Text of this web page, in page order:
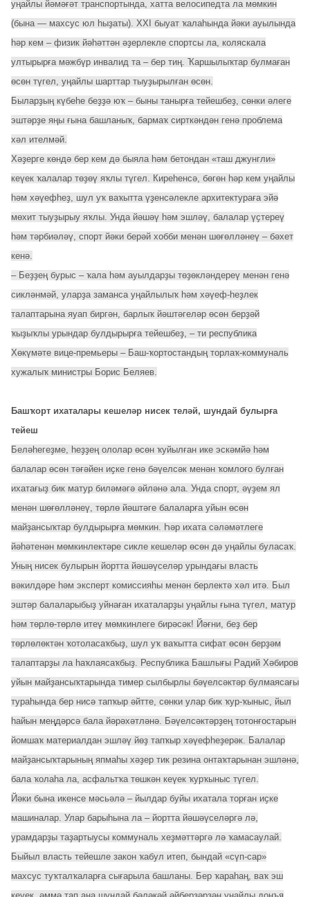
уңайлы йәмәғәт транспортында, хатта велосипедта ла мөмкин
(бына — махсус юл һыҙаты). XXI быуат ҡалаһында йәки ауылында
һәр кем – физик йәһәттән әҙерлекле спортсы ла, коляскала
ултырырға мәжбүр инвалид та – бер тиң. Ҡаршылыҡтар булмаған
өсөн түгел, уңайлы шарттар тыуҙырылған өсөн.
Быларҙың күбеһе беҙҙә юҡ – быны танырға тейешбеҙ, сөнки әлеге
эштәрҙе яңы ғына башланыҡ, бармаҡ сирткәндән генә проблема
хәл ителмәй.
Хәҙерге көндә бер кем дә быяла һәм бетондан «таш джунгли»
кеүек ҡалалар төҙөү яҡлы түгел. Киреһенсә, бөгөн һәр кем уңайлы
һәм хәүефһеҙ, шул уҡ ваҡытта үҙенсәлекле архитектураға эйә
мөхит тыуҙырыу яҡлы. Унда йәшәү һәм эшләү, балалар үҫтереү
һәм тәрбиәләү, спорт йәки берәй хобби менән шөғөлләнеү – бәхет
кенә.
– Беҙҙең бурыс – ҡала һәм ауылдарҙы төҙөкләндереү менән генә
сикләнмәй, уларҙа заманса уңайлылыҡ һәм хәүеф-һеҙлек
талаптарына яуап биргән, барлыҡ йәштәгеләр өсөн берҙәй
ҡыҙыҡлы урындар булдырырға тейешбеҙ, – ти республика
Хөкүмәте вице-премьеры – Баш-ҡортостандың торлаҡ-коммуналь
хужалыҡ министры Борис Беляев.
Башҡорт ихаталары кешеләр нисек теләй, шундай булырға
тейеш
Беләһегеҙме, һеҙҙең ололар өсөн ҡуйылған ике эскәмйә һәм
балалар өсөн тәғәйен иҫке генә бәүелсәк менән ҡомлоғо булған
ихатағыҙ бик матур биләмәгә әйләнә ала. Унда спорт, әүҙем ял
менән шөғөлләнеү, төрлө йәштәге балаларға уйын өсөн
майҙансыҡтар булдырырға мөмкин. Һәр ихата сәләмәтлеге
йәһәтенән мөмкинлектәре сикле кешеләр өсөн дә уңайлы буласаҡ.
Уның нисек булырын йортта йәшәүселәр урындағы власть
вәкилдәре һәм эксперт комиссияһы менән берлектә хәл итә. Был
эштәр балаларыбыҙ уйнаған ихаталарҙы уңайлы ғына түгел, матур
һәм төрлө-төрлө итеү мөмкинлеге бирәсәк! Йәғни, беҙ бер
төрлөлөктән ҡотоласаҡбыҙ, шул уҡ ваҡытта сифат өсөн берҙәм
талаптарҙы ла һаҡлаясаҡбыҙ. Республика Башлығы Радий Хәбиров
уйын майҙансыҡтарында тимер сылбырлы бәүелсәктәр булмаясағы
тураһында бер нисә тапҡыр әйтте, сөнки улар бик ҡур-ҡыныс, йыл
һайын меңдәрсә бала йәрәхәтләнә. Бәүелсәктәрҙең тотонғостарын
йомшаҡ материалдан эшләү йөҙ тапҡыр хәүефһеҙерәк. Балалар
майҙансыҡтарының япмаһы хәҙер тик резина онтаҡтарынан эшләнә,
бала ҡолаһа ла, асфальтҡа төшкән кеүек ҡурҡыныс түгел.
Йәки бына икенсе мәсьәлә – йылдар буйы ихатала торған иҫке
машиналар. Улар барыһына ла – йортта йәшәүселәргә лә,
урамдарҙы таҙартыусы коммуналь хеҙмәттәргә лә ҡамасаулай.
Быйыл власть тейешле закон ҡабул итеп, бындай «сүп-сар»
махсус туҡталҡаларға сығарыла башланы. Бер ҡараһаң, ваҡ эш